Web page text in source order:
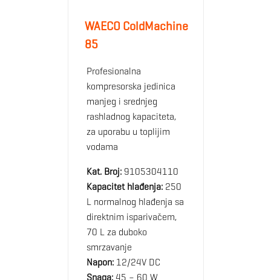
WAECO ColdMachine
85
Profesionalna
kompresorska jedinica
manjeg i srednjeg
rashladnog kapaciteta,
za uporabu u toplijim
vodama
Kat. Broj:9105304110
Kapacitet hlađenja:250
L normalnog hlađenja sa
direktnim isparivačem,
70 L za duboko
smrzavanje
Napon:12/24V DC
Snaga:45 – 60 W